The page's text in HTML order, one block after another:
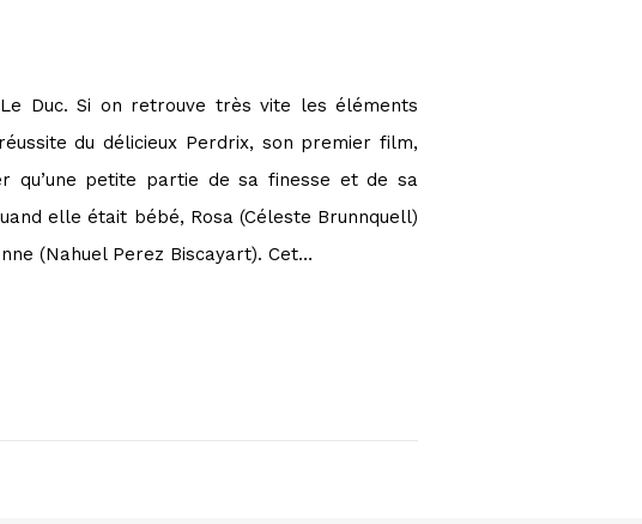
Duc. Si on retrouve très vite les éléments
du délicieux Perdrix, son premier film,
qu’une petite partie de sa finesse et de sa
elle était bébé, Rosa (Céleste Brunnquell)
(Nahuel Perez Biscayart). Cet…